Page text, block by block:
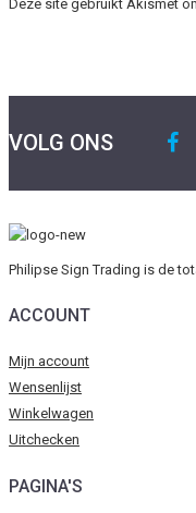
Deze site gebruikt Akismet
VOLG ONS
Philipse Sign Trading is de
ACCOUNT
Mijn account
Wensenlijst
Winkelwagen
Uitchecken
PAGINA'S